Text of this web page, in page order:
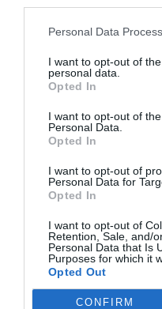
Personal Data
I want to opt-out of
personal data.
Opted In
I want to opt-out of
Personal Data.
Opted In
I want to opt-out of
Personal Data for
Opted In
I want to opt-out of
Retention, Sale, and/
Personal Data that Is
Purposes for which it
Opted Out
CONFIRM
Índex2P
Publicidad
2Playbook Club